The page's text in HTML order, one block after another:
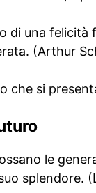
di una felicità
(Arthur
che si
le
splendore.